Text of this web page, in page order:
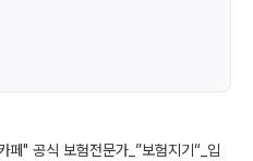
페" 공식 보험전문가_”보험지기“_입